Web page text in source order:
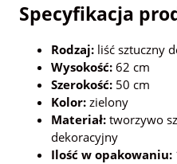
Specyfikacja
Rodzaj: liść sztuczny
Wysokość: 62 cm
Szerokość: 50 cm
Kolor: zielony
Materiał: tworzywo
dekoracyjny
Ilość w opakowaniu: